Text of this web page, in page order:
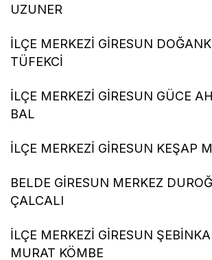
UZUNER
İLÇE MERKEZİ GİRESUN
TÜFEKCİ
İLÇE MERKEZİ GİRESUN GÜCE
BAL
İLÇE MERKEZİ GİRESUN KEŞAP
BELDE GİRESUN MERKEZ
ÇALCALI
İLÇE MERKEZİ GİRESUN
MURAT KÖMBE